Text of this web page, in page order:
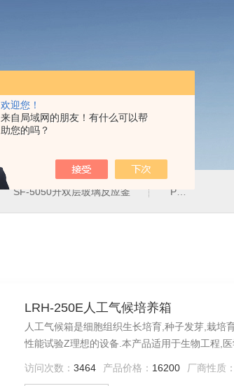
欢迎您！
来自局域网的朋友！有什么可以帮
助您的吗？
SF-5050升双层玻璃反应釜 PH-2J防腐蚀恒温水浴锅
LRH-250E人工气候培养箱
人工气候箱是细胞组织生长培育,种子发芽,栽培
性能试验Z理想的设备.本产品适用于生物工程,
访问次数： 3464 产品价格： 16200 厂商性质：